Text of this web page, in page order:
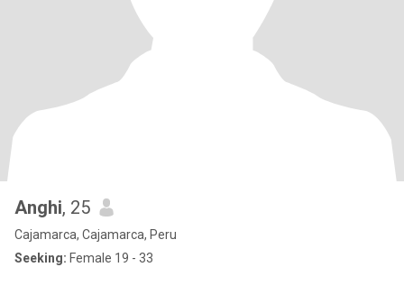
Anghi, 25
Cajamarca, Cajamarca, Peru
Seeking: Female 19 - 33